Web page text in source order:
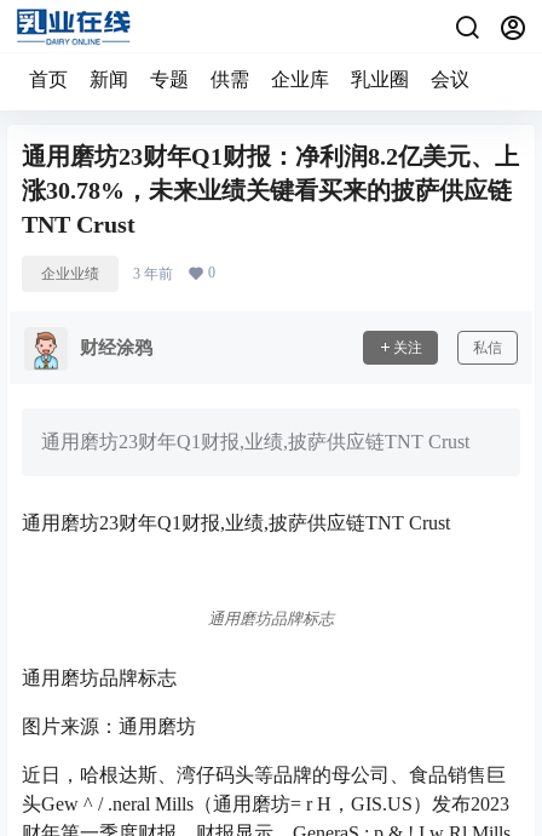
首页 新闻 专题 供需 企业库 乳业圈 会议
通用磨坊23财年Q1财报：净利润8.2亿美元、上
涨30.78%，未来业绩关键看买来的披萨供应链
TNT Crust
企业业绩 3 年前 0
财经涂鸦 关注 私信
通用磨坊23财年Q1财报,业绩,披萨供应链TNT Crust
通用磨坊23财年Q1财报,业绩,披萨供应链TNT Crust
通用磨坊品牌标志
通用磨坊品牌标志
图片来源：通用磨坊
近日，哈根达斯、湾仔码头等品牌的母公司、食品销售巨
头Gew ^ / .neral Mills（通用磨坊= r H ，GIS.US）发布2023